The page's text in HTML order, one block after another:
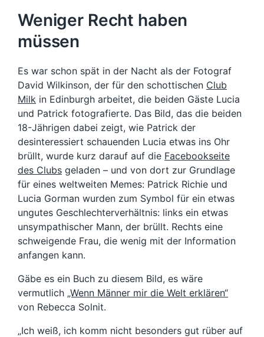
Weniger Recht haben
müssen
Es war schon spät in der Nacht als der Fotograf
David Wilkinson, der für den schottischen Club
Milk in Edinburgh arbeitet, die beiden Gäste Lucia
und Patrick fotografierte. Das Bild, das die beiden
18-Jährigen dabei zeigt, wie Patrick der
desinteressiert schauenden Lucia etwas ins Ohr
brüllt, wurde kurz darauf auf die Facebookseite
des Clubs geladen – und von dort zur Grundlage
für eines weltweiten Memes: Patrick Richie und
Lucia Gorman wurden zum Symbol für ein etwas
ungutes Geschlechterverhältnis: links ein etwas
unsympathischer Mann, der brüllt. Rechts eine
schweigende Frau, die wenig mit der Information
anfangen kann.
Gäbe es ein Buch zu diesem Bild, es wäre
vermutlich „Wenn Männer mir die Welt erklären“
von Rebecca Solnit.
„Ich weiß, ich komm nicht besonders gut rüber auf